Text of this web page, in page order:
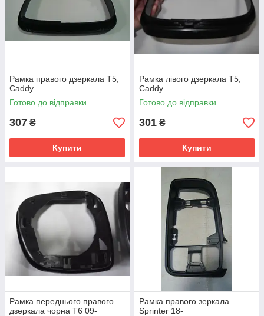
Рамка правого дзеркала T5,
Caddy
Готово до відправки
307 ₴
Купити
Рамка лівого дзеркала T5,
Caddy
Готово до відправки
301 ₴
Купити
Рамка переднього правого
дзеркала чорна T6 09-
Рамка правого зеркала
Sprinter 18-